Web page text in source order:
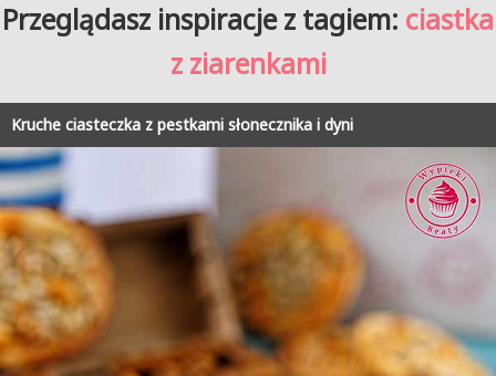
Przeglądasz inspiracje z tagiem: ciastka
z ziarenkami
Kruche ciasteczka z pestkami słonecznika i dyni